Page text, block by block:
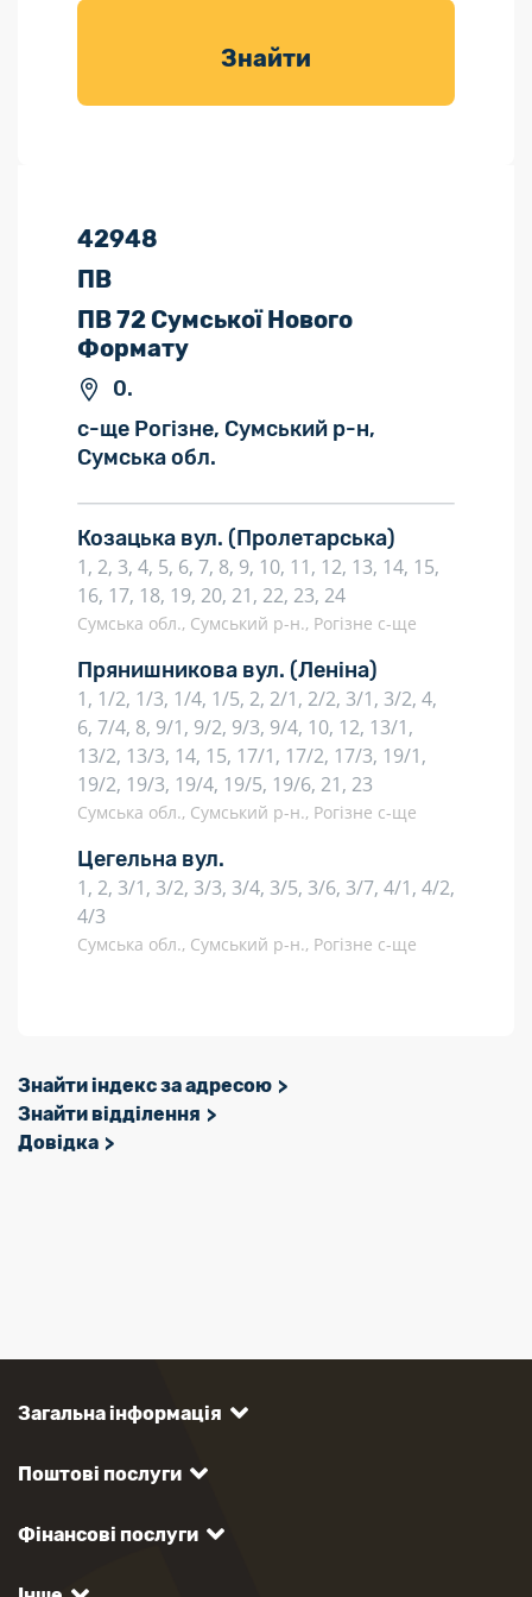
товарів для
Знайти
42948
ПВ
ПВ 72 Сумської Нового
Формату
0.
с-ще Рогізне, Сумський р-н,
Сумська обл.
Козацька вул. (Пролетарська)
1, 2, 3, 4, 5, 6, 7, 8, 9, 10, 11, 12, 13, 14, 15,
16, 17, 18, 19, 20, 21, 22, 23, 24
Сумська обл., Сумський р-н., Рогізне с-ще
Прянишникова вул. (Леніна)
1, 1/2, 1/3, 1/4, 1/5, 2, 2/1, 2/2, 3/1, 3/2, 4,
6, 7/4, 8, 9/1, 9/2, 9/3, 9/4, 10, 12, 13/1,
13/2, 13/3, 14, 15, 17/1, 17/2, 17/3, 19/1,
19/2, 19/3, 19/4, 19/5, 19/6, 21, 23
Сумська обл., Сумський р-н., Рогізне с-ще
Цегельна вул.
1, 2, 3/1, 3/2, 3/3, 3/4, 3/5, 3/6, 3/7, 4/1, 4/2,
4/3
Сумська обл., Сумський р-н., Рогізне с-ще
Знайти індекс за адресою
Знайти відділення
Довідка
Загальна інформація
Поштові послуги
Фінансові послуги